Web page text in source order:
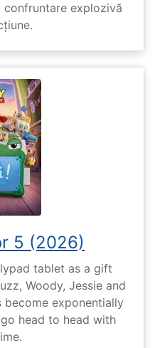
explozivă
5 (2026)
tablet as a gift
Woody, Jessie and
exponentially
head to head with